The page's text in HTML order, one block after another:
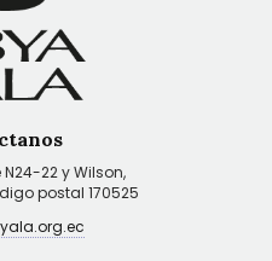
N24-22 y Wilson,
postal 170525